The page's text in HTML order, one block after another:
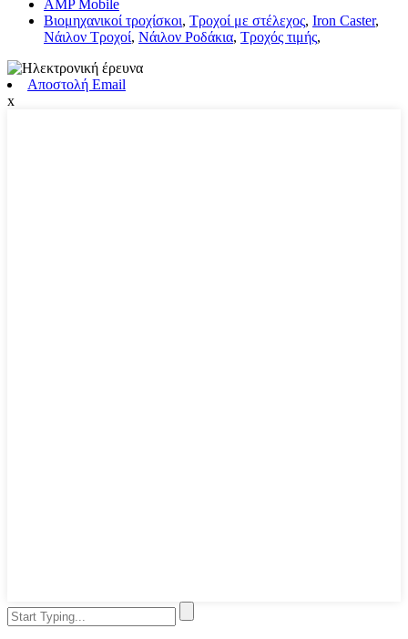
AMP Mobile
Βιομηχανικοί τροχίσκοι, Τροχοί με στέλεχος, Iron Caster,
Νάιλον Τροχοί, Νάιλον Ροδάκια, Τροχός τιμής,
Αποστολή Email
x